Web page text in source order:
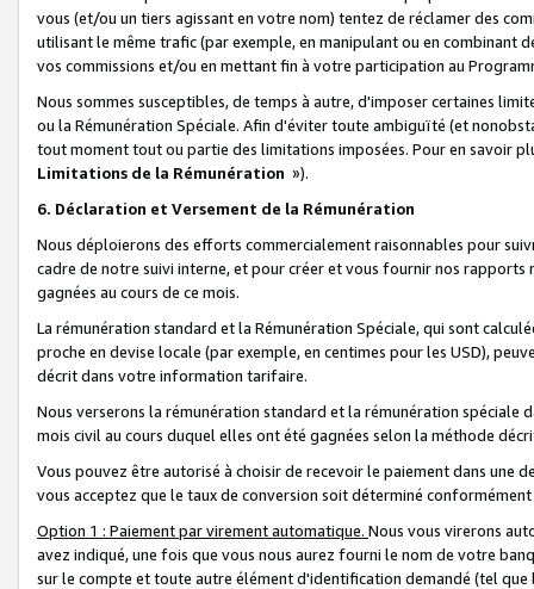
vous (et/ou un tiers agissant en votre nom) tentez de réclamer des
utilisant le même trafic (par exemple, en manipulant ou en combinant
vos commissions et/ou en mettant fin à votre participation au
Nous sommes susceptibles, de temps à autre, d'imposer certaines
ou la Rémunération Spéciale. Afin d'éviter toute ambiguïté (et
tout moment tout ou partie des limitations imposées. Pour en savoir
Limitations de la Rémunération »).
6. Déclaration et Versement de la Rémunération
Nous déploierons des efforts commercialement raisonnables pour
cadre de notre suivi interne, et pour créer et vous fournir nos
gagnées au cours de ce mois.
La rémunération standard et la Rémunération Spéciale, qui sont
proche en devise locale (par exemple, en centimes pour les USD),
décrit dans votre information tarifaire.
Nous verserons la rémunération standard et la rémunération spéciale
mois civil au cours duquel elles ont été gagnées selon la méthode
Vous pouvez être autorisé à choisir de recevoir le paiement dans une
vous acceptez que le taux de conversion soit déterminé
Option 1 : Paiement par virement automatique. Nous vous virerons
avez indiqué, une fois que vous nous aurez fourni le nom de votre
sur le compte et toute autre élément d'identification demandé (tel que